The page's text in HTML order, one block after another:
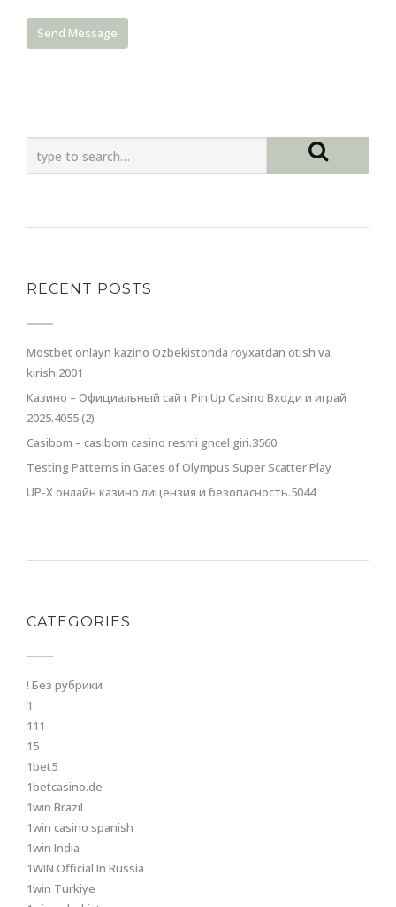
RECENT POSTS
Mostbet onlayn kazino Ozbekistonda royxatdan otish va
kirish.2001
Казино – Официальный сайт Pin Up Casino Входи и играй
2025.4055 (2)
Casibom – casibom casino resmi gncel giri.3560
Testing Patterns in Gates of Olympus Super Scatter Play
UP-X онлайн казино лицензия и безопасность.5044
CATEGORIES
! Без рубрики
1
111
15
1bet5
1betcasino.de
1win Brazil
1win casino spanish
1win India
1WIN Official In Russia
1win Turkiye